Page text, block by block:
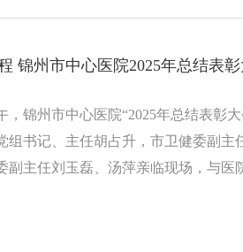
锦州市中心医院2025年总结表
，锦州市中心医院“2025年总结表彰
组书记、主任胡占升，市卫健委副
主任刘玉磊、汤萍亲临现场，与